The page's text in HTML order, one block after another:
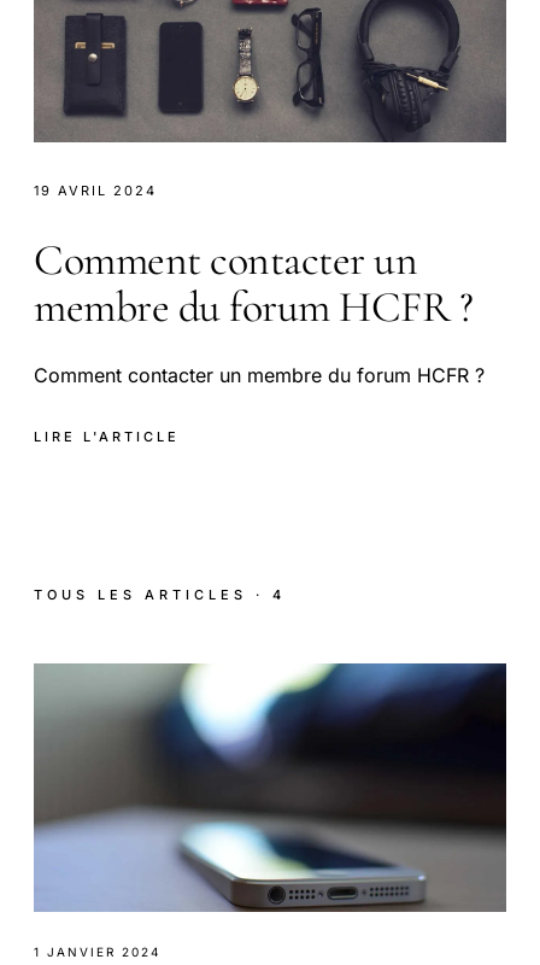
19 AVRIL 2024
Comment contacter un
membre du forum HCFR ?
Comment contacter un membre du forum HCFR ?
LIRE L'ARTICLE
TOUS LES ARTICLES · 4
1 JANVIER 2024